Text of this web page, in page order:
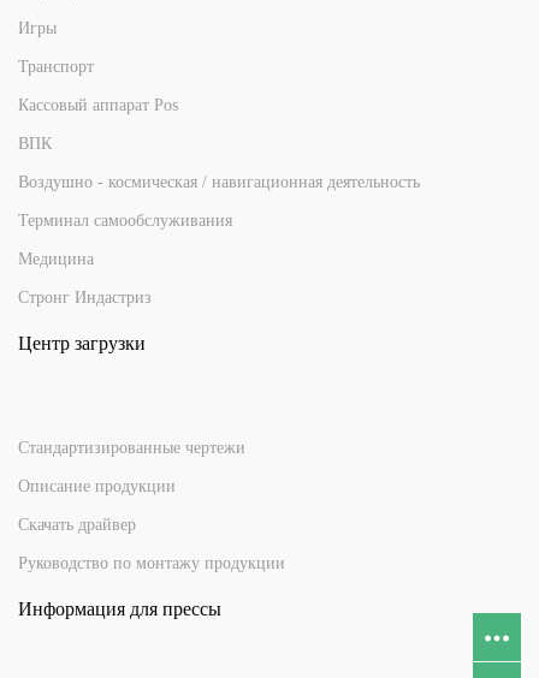
Игры
Транспорт
Кассовый аппарат Pos
ВПК
Воздушно - космическая / навигационная деятельность
Терминал самообслуживания
Медицина
Стронг Индастриз
Центр загрузки
Стандартизированные чертежи
Описание продукции
Скачать драйвер
Руководство по монтажу продукции
Информация для прессы